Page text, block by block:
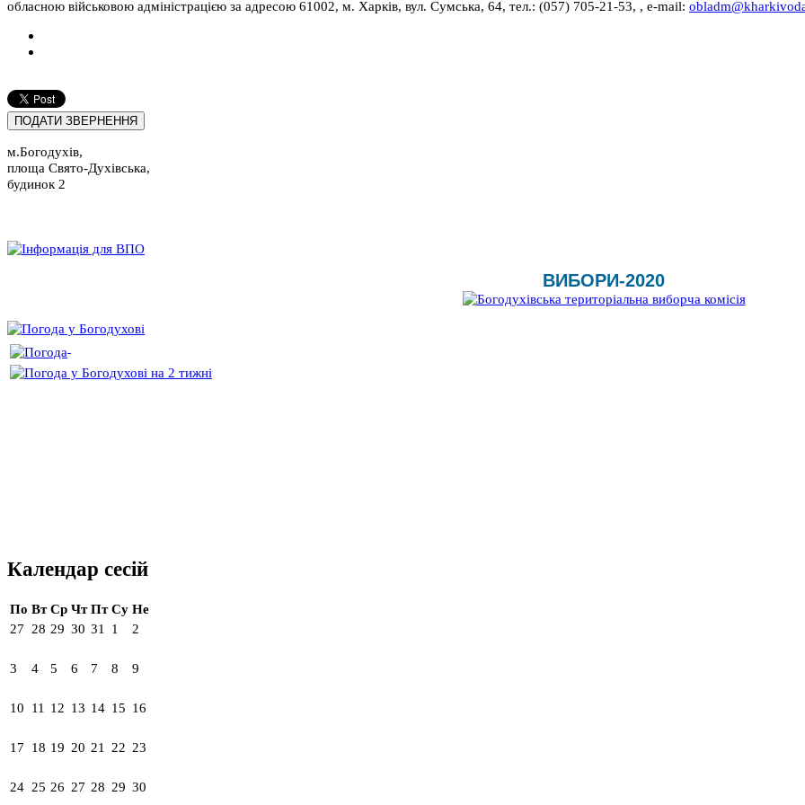
обласною військовою адміністрацією за адресою 61002, м. Харків, вул. Сумська, 64, тел.: (057) 705-21-53, , e-mail:
м.Богодухів,
площа Свято-Духівська,
будинок 2
ВИБОРИ-2020
Календар сесій
По Вт Ср Чт Пт Су Не
27 28 29 30 31 1 2
3 4 5 6 7 8 9
10 11 12 13 14 15 16
17 18 19 20 21 22 23
24 25 26 27 28 29 30